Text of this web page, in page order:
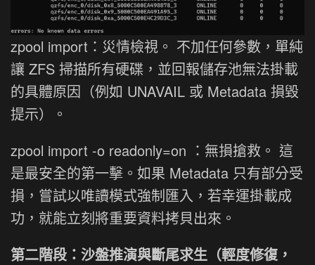
zpool import：災情檢視。 不加任何參數，單純
讓 ZFS 掃描所有硬碟，並回報儲存池無法掛載
的具體原因（例如 UNAVAIL 或 Metadata 損毀
提示）。
zpool import -o readonly=on ：無損搶救。 這
是最安全的第一擊。如果 Metadata 只有部分受
損，嘗試以唯讀模式強制匯入，若幸運掛載成
功，就能立刻將重要資料拷貝出來。
第二階段：沙盤推演與斷尾求生（輕度修復，